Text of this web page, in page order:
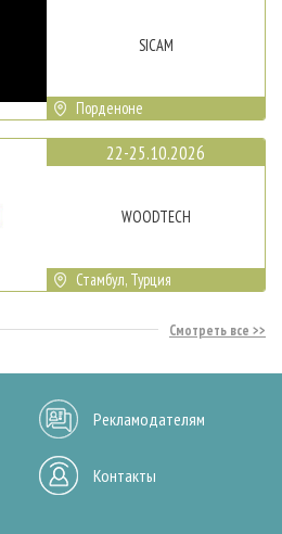
SICAM
Порденоне
22-25.10.2026
WOODTECH
Стамбул, Турция
Смотреть все
Рекламодателям
Контакты